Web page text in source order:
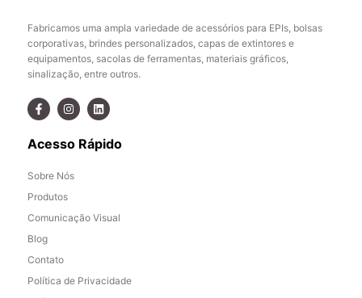
Fabricamos uma ampla variedade de acessórios para EPIs, bolsas
corporativas, brindes personalizados, capas de extintores e
equipamentos, sacolas de ferramentas, materiais gráficos,
sinalização, entre outros.
Acesso Rápido
Sobre Nós
Produtos
Comunicação Visual
Blog
Contato
Política de Privacidade